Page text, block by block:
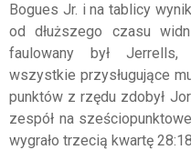
Bogues Jr. i na tablicy
od dłuższego czasu
faulowany był Jerrells,
wszystkie przysługujące
punktów z rzędu zdobył
zespół na
wygrało trzecią kwartę